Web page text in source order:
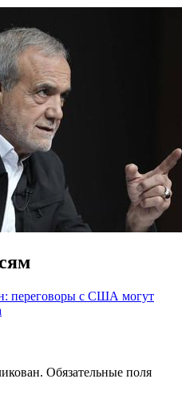
переговоры с США могут
Обязательные поля